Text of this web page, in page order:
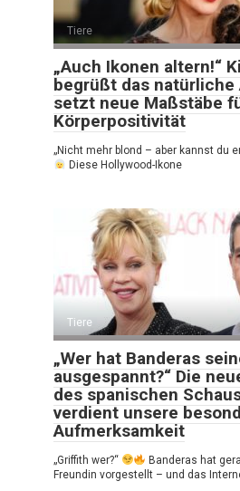
Tiere
„Auch Ikonen altern!“
begrüßt das natürliche
setzt neue Maßstäbe
Körperpositivität
„Nicht mehr blond – aber kannst du
Diese Hollywood-Ikone
Tiere
„Wer hat Banderas
ausgespannt?“ Die
des spanischen
verdient unsere
Aufmerksamkeit
„Griffith wer?“
Banderas hat
Freundin vorgestellt – und das